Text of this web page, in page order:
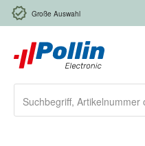
Zum Hauptinhalt springen
Große Auswahl